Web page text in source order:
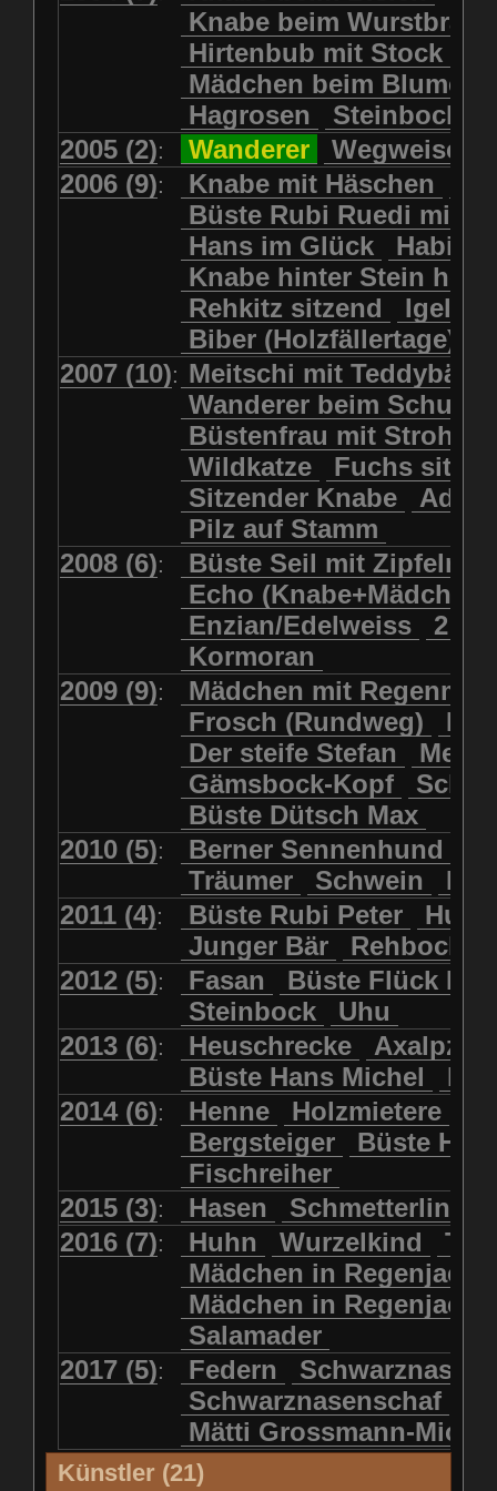
Mädchen beim Blumenpflücken
Mädchen in Regenjacke
Mädchen in Regenjacke und
Mädchen mit Regenmolch
Mädchen mit Schmetterling
Mätti Grossmann-Michel
Meitschi (Rundweg)
Meitschi mit Teddybär
Pilzfraueli Risetenmandli
Sitzender Knabe Tengeler
Wanderer
Wanderer beim Schuhbinden
Wegweiser Wilde Hilde
Wildhüter Wurzelkind
Luchs schreitend
Luchs sitzend Murmeltier
Murmeltiere Rehbockkopf
Rehkitz Rehkitz sitzend
Salamader Schmetterling
Schmetterlinge Schnecke
Schwarznasenschaf
Schwarznasenschaf mit Kalb
Steinbock
Steinbock Steinmarder
Uhu Uhu mit Jungen
Waschbär Wildkatze
Wolf Ziegenkopf
Knabe beim
Hirtenbub mit Stock
Mädchen beim
Hagrosen
Steinbock
2005 (2): Wanderer
Wegweiser
2006 (9): Knabe mit Häschen
Büste Rubi Ruedi mit
Hans im Glück
Knabe hinter Stein
Rehkitz sitzend
Igel
Biber (Holzfällertage)
2007 (10): Meitschi mit Teddybär
Wanderer beim
Büstenfrau mit Strohut
Wildkatze
Fuchs
Sitzender Knabe
Adler
Pilz auf Stamm
2008 (6):
Büste Seil mit
Echo
Enzian/Edelweiss
2
Kormoran
2009 (9):
Mädchen mit
Frosch (Rundweg)
Der steife Stefan
Gämsbock-Kopf
Büste Dütsch Max
2010 (5): Berner Sennenhund
Träumer
Schwein
2011 (4): Büste Rubi Peter
Junger Bär
2012 (5): Fasan
Büste Flück
Steinbock
Uhu
2013 (6): Heuschrecke
Büste Hans Michel
2014 (6): Henne Holzmietere
Bergsteiger
Büste HP
Fischreiher
2015 (3): Hasen Schmetterlinge
2016 (7): Huhn Wurzelkind
Mädchen in
Mädchen in Regenjacke
Salamader
2017 (5): Federn
Schwarznasenschaf
Mätti Grossmann-
Künstler (21)